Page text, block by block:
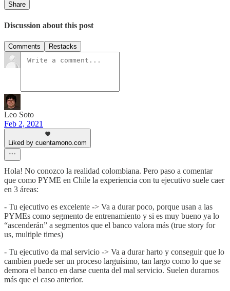
Share
Discussion about this post
Comments Restacks
Leo Soto
Feb 2, 2021
Liked by cuentamono.com
Hola! No conozco la realidad colombiana. Pero paso a comentar
que como PYME en Chile la experiencia con tu ejecutivo suele caer
en 3 áreas:
- Tu ejecutivo es excelente -> Va a durar poco, porque usan a las
PYMEs como segmento de entrenamiento y si es muy bueno ya lo
“ascenderán” a segmentos que el banco valora más (true story for
us, multiple times)
- Tu ejecutivo da mal servicio -> Va a durar harto y conseguir que lo
cambien puede ser un proceso larguísimo, tan largo como lo que se
demora el banco en darse cuenta del mal servicio. Suelen durarnos
más que el caso anterior.